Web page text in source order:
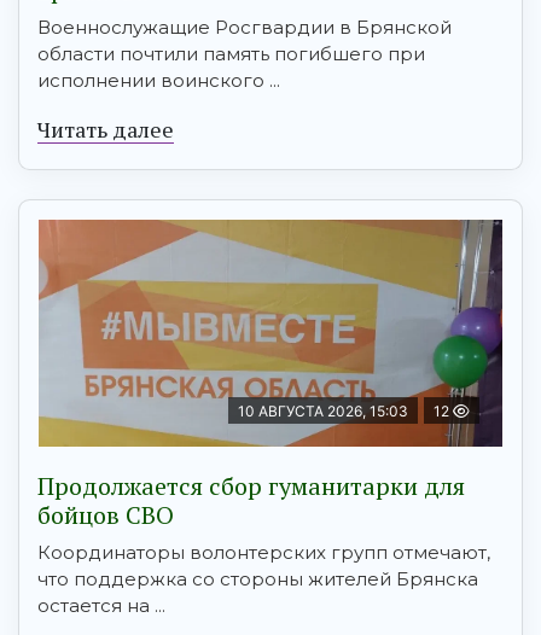
Военнослужащие Росгвардии в Брянской
области почтили память погибшего при
исполнении воинского ...
Читать далее
10 АВГУСТА 2026, 15:03 12
Продолжается сбор гуманитарки для
бойцов СВО
Координаторы волонтерских групп отмечают,
что поддержка со стороны жителей Брянска
остается на ...